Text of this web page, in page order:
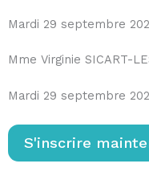
Mardi 29 septembre
Mme Virginie SICART-
Mardi 29 septembre